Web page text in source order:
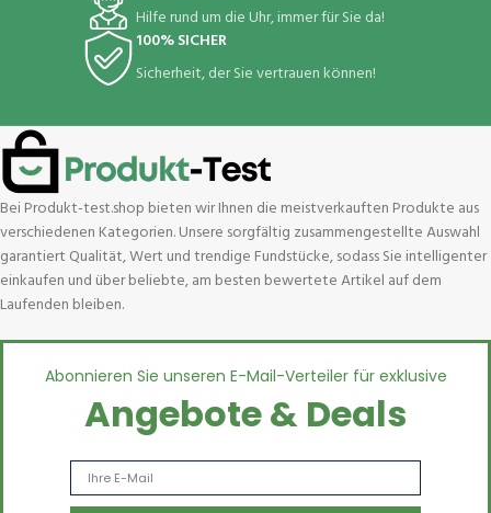
Hilfe rund um die Uhr, immer für Sie da!
100% SICHER
Sicherheit, der Sie vertrauen können!
Bei Produkt-test.shop bieten wir Ihnen die meistverkauften Produkte aus
verschiedenen Kategorien. Unsere sorgfältig zusammengestellte Auswahl
garantiert Qualität, Wert und trendige Fundstücke, sodass Sie intelligenter
einkaufen und über beliebte, am besten bewertete Artikel auf dem
Laufenden bleiben.
Abonnieren Sie unseren E-Mail-Verteiler für exklusive
Angebote & Deals